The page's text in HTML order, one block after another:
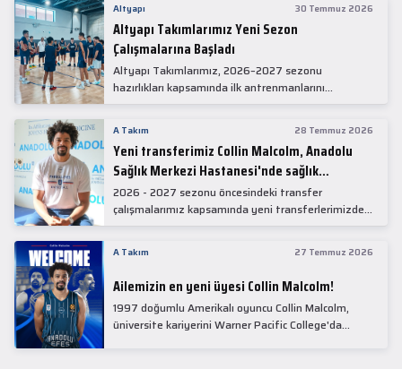
Altyapı 30 Temmuz 2026
Altyapı Takımlarımız Yeni Sezon
Çalışmalarına Başladı
Altyapı Takımlarımız, 2026–2027 sezonu
hazırlıkları kapsamında ilk antrenmanlarını
gerçekleştirdi.
A Takım 28 Temmuz 2026
Yeni transferimiz Collin Malcolm, Anadolu
Sağlık Merkezi Hastanesi'nde sağlık
kontrolünden geçti.
2026 - 2027 sezonu öncesindeki transfer
çalışmalarımız kapsamında yeni transferlerimizden
Collin Malcolm, bugün partnerimiz Anadolu Sağlık
kontrollerinden geçti.
A Takım 27 Temmuz 2026
Ailemizin en yeni üyesi Collin Malcolm!
1997 doğumlu Amerikalı oyuncu Collin Malcolm,
üniversite kariyerini Warner Pacific College'da